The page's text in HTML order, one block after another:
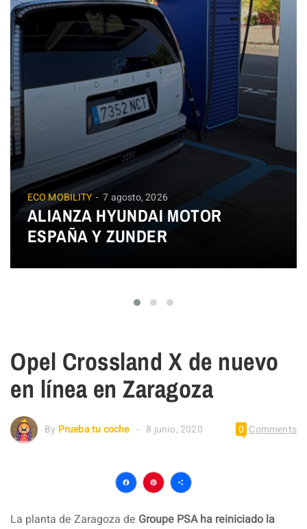
ECO MOBILITY 7 agosto, 2026
ALIANZA HYUNDAI MOTOR
ESPAÑA Y ZUNDER
Opel Crossland X de nuevo
en línea en Zaragoza
By Prueba tu coche 8 junio, 2020 0 Comments
Facebook
Pinterest
Compartir
La planta de Zaragoza de Groupe PSA ha reiniciado la